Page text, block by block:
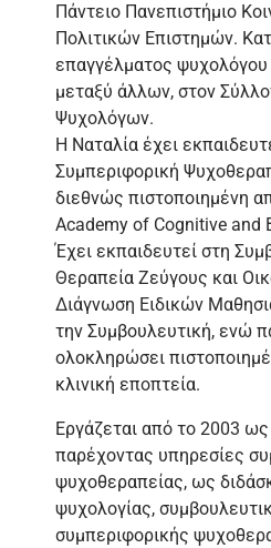
Πάντειο Πανεπιστήμιο
Πολιτικών Επιστημών.
επαγγέλματος ψυχολόγου
μεταξύ άλλων, στον
Ψυχολόγων.
Η Ναταλία έχει
Συμπεριφορική
διεθνώς πιστοποιημένη
Academy of Cognitive and
Έχει εκπαιδευτεί στη
Θεραπεία Ζεύγους και
Διάγνωση Ειδικών
την Συμβουλευτική, ενώ
ολοκληρώσει
κλινική εποπτεία.
Εργάζεται από το 2003
παρέχοντας υπηρεσίες
ψυχοθεραπείας, ως
ψυχολογίας,
συμπεριφορικής